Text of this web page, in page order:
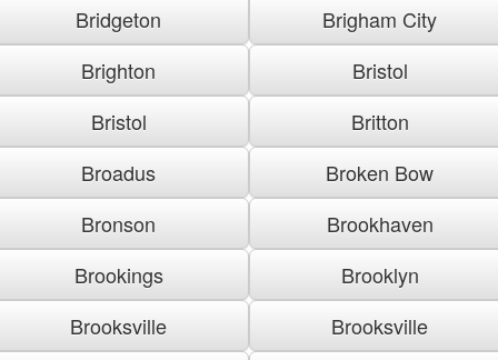
Bridgeton
Brigham City
Brighton
Bristol
Bristol
Britton
Broadus
Broken Bow
Bronson
Brookhaven
Brookings
Brooklyn
Brooksville
Brooksville